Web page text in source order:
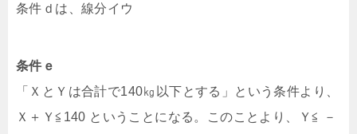
条件ｄは、線分イウ
条件ｅ
「ＸとＹは合計で140㎏以下とする」という条件より、
Ｘ＋Ｙ≦140 ということになる。このことより、Ｙ≦ －